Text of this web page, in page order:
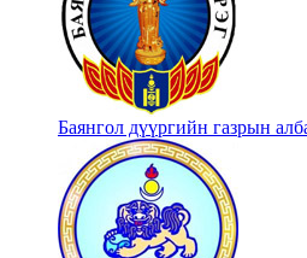
Баянгол дүүргийн газрын